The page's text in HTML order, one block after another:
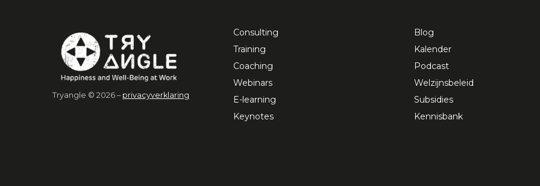
Tryangle © 2026 – privacyverklaring
Consulting
Training
Coaching
Webinars
E-learning
Keynotes
Blog
Kalender
Podcast
Welzijnsbeleid
Subsidies
Kennisbank